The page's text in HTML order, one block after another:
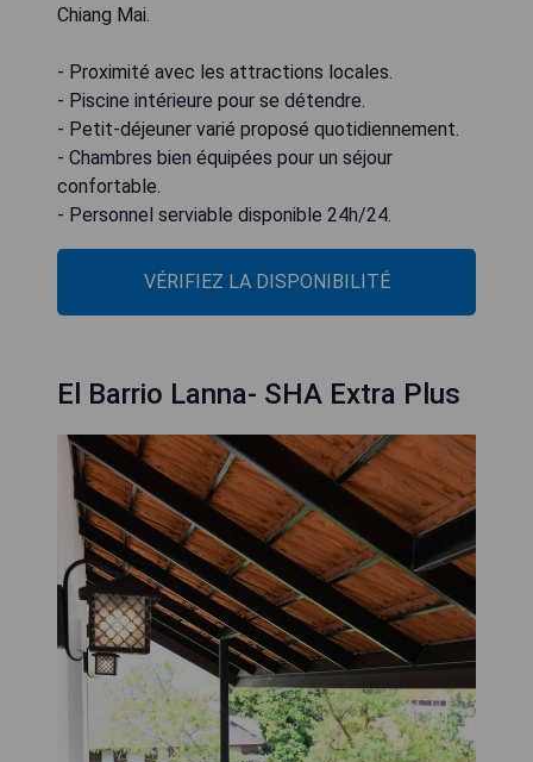
Chiang Mai.
- Proximité avec les attractions locales.
- Piscine intérieure pour se détendre.
- Petit-déjeuner varié proposé quotidiennement.
- Chambres bien équipées pour un séjour
confortable.
- Personnel serviable disponible 24h/24.
VÉRIFIEZ LA DISPONIBILITÉ
El Barrio Lanna- SHA Extra Plus